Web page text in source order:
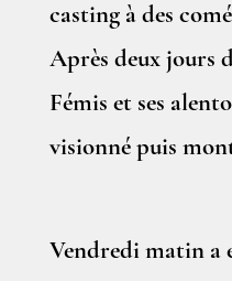
casting à des
Après deux jours
Fémis et ses
visionné puis
Vendredi matin a